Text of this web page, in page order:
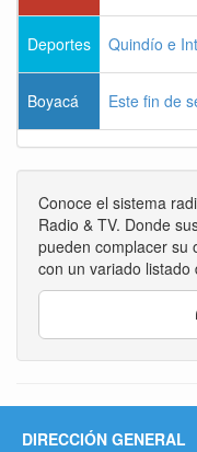
Deportes Quindío e
Boyacá Este fin de
Conoce el sistema
Radio & TV. Donde
pueden complacer su
con un variado listado
DIRECCIÓN GENERAL